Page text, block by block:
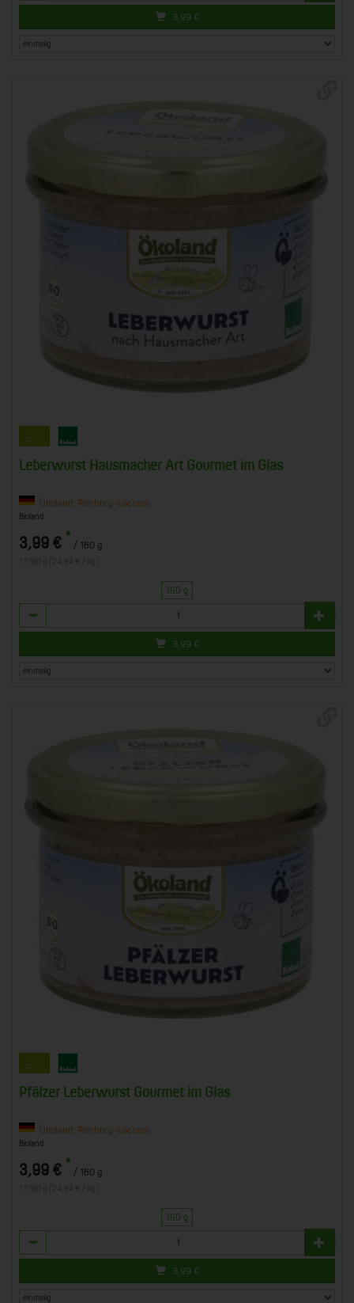
3,99 €
Leberwurst Hausmacher Art Gourmet im Glas
Ökoland, Rehburg-Loccum
Bioland
3,99 € * / 160 g
160 g
Anzahl
3,99 €
Pfälzer Leberwurst Gourmet im Glas
Ökoland, Rehburg-Loccum
Bioland
3,99 € * / 160 g
160 g
Anzahl
3,99 €